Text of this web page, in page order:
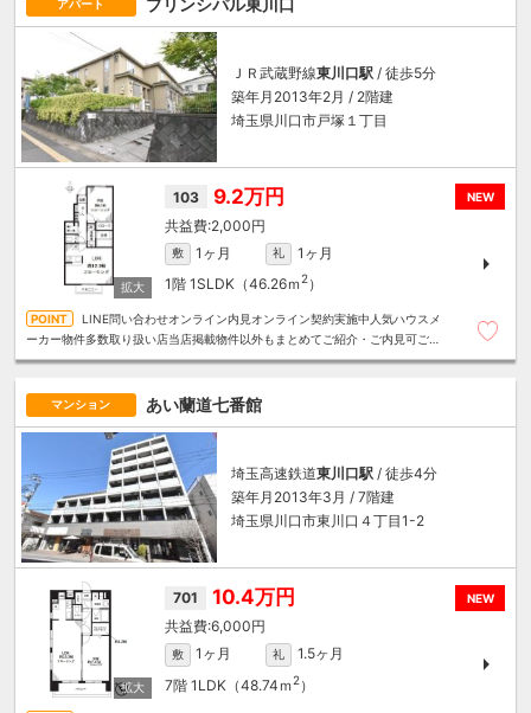
アパート プリンシパル東川口
ＪＲ武蔵野線東川口駅 / 徒歩5分
築年月2013年2月 / 2階建
埼玉県川口市戸塚１丁目
NEW
103 9.2万円
2,000円
敷 1ヶ月 礼
1ヶ月
1階 1SLDK（46.26ｍ 2）
LINE問い合わせオンライン内見オンライン契約実施中人気ハウスメ
ーカー物件多数取り扱い店当店掲載物件以外もまとめてご紹介・ご内見可ご予
マンション あい蘭道七番館
埼玉高速鉄道東川口駅 / 徒歩4分
築年月2013年3月 / 7階建
埼玉県川口市東川口４丁目1-2
NEW
701 10.4万円
6,000円
敷 1ヶ月 礼
1.5ヶ月
7階 1LDK（48.74ｍ 2）